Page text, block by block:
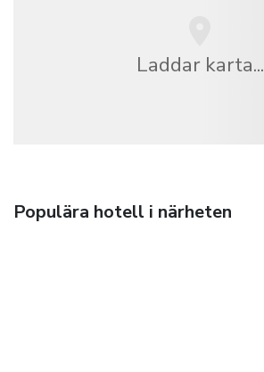
Laddar karta...
Populära hotell i närheten